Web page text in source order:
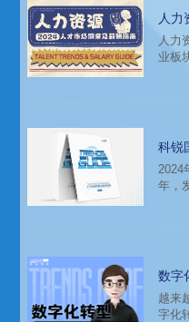
人力
南
人力
业板
科锐
酬指
2024
年，
数字
指南
越来
字化